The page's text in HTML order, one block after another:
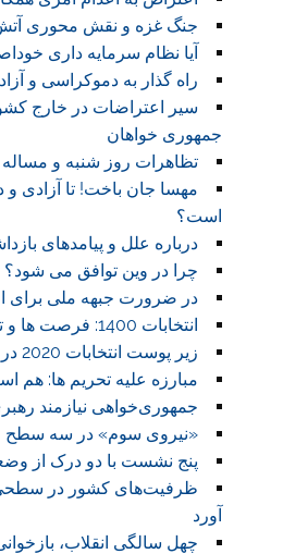
جنگ غزه و نقش محوری
آیا نظام سرمایه داری
راه گذار به دموکراسی و
سیر اعتراضات در خارج
جمهوری خواهان
تظاهرات روز شنبه و
مهسا جان باخت! تا آزادی
است؟
درباره علل و پیامدهای
چرا در وین توافق می شود؟
در ضرورت جبهه ملی برای
انتخابات 1400: فرصت ها و تهدیدها
زیر پوست انتخابات 2020 در امریکا
مبارزه علیه تحریم ها: هم
جمهوری‌خواهی نیازمند
«نیروی سوم» در سه سطح
پنج نشست با دو درک از
ظرفیت‌های کشور در
آورد
چهل سالگی انقلاب،